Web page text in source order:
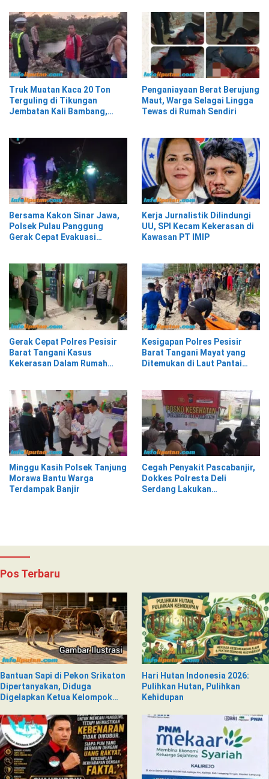
Truk Muatan Kaca 20 Ton
Terguling di Tikungan
Jembatan Kali Bambang,
Penganiayaan Berat Berujung
Maut, Warga Selagai Lingga
Tewas di Rumah Sendiri
Bersama Kakon Sinar Jawa,
Polsek Pulau Panggung
Gerak Cepat Evakuasi
Kerja Jurnalistik Dilindungi
UU, SPI Kecam Kekerasan di
Kawasan PT IMIP
Gerak Cepat Polres Pesisir
Barat Tangani Kasus
Kekerasan Dalam Rumah
Kesigapan Polres Pesisir
Barat Tangani Mayat yang
Ditemukan di Laut Pantai
Minggu Kasih Polsek Tanjung
Morawa Bantu Warga
Terdampak Banjir
Cegah Penyakit Pascabanjir,
Dokkes Polresta Deli
Serdang Lakukan
Pos Terbaru
Bantuan Sapi di Pekon Srikaton
Dipertanyakan, Diduga
Digelapkan Ketua Kelompok
Hari Hutan Indonesia 2026:
Pulihkan Hutan, Pulihkan
Kehidupan